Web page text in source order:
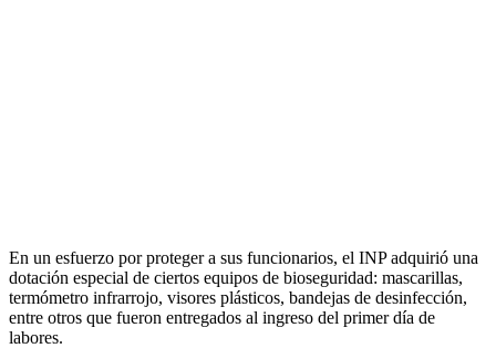
En un esfuerzo por proteger a sus funcionarios, el INP adquirió una
dotación especial de ciertos equipos de bioseguridad: mascarillas,
termómetro infrarrojo, visores plásticos, bandejas de desinfección,
entre otros que fueron entregados al ingreso del primer día de
labores.